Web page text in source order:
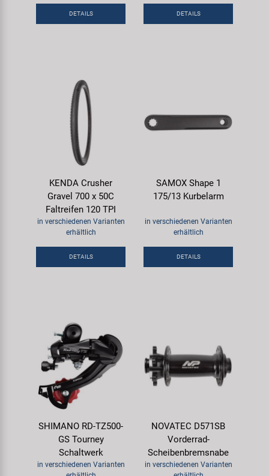
DETAILS DETAILS
KENDA Crusher
Gravel 700 x 50C
Faltreifen 120 TPI
in verschiedenen Varianten
erhältlich
DETAILS
SAMOX Shape 1
175/13 Kurbelarm
in verschiedenen Varianten
erhältlich
DETAILS
SHIMANO RD-TZ500-
GS Tourney
Schaltwerk
in verschiedenen Varianten
NOVATEC D571SB
Vorderrad-
Scheibenbremsnabe
in verschiedenen Varianten